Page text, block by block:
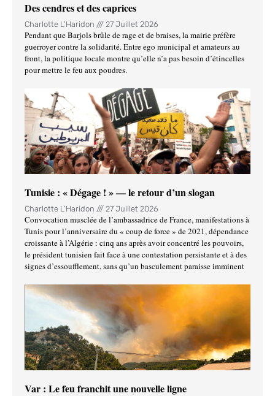
Des cendres et des caprices
Charlotte L'Haridon 27 Juillet 2026
Pendant que Barjols brûle de rage et de braises, la mairie préfère
guerroyer contre la solidarité. Entre ego municipal et amateurs au
front, la politique locale montre qu’elle n’a pas besoin d’étincelles
pour mettre le feu aux poudres.
Tunisie : « Dégage ! » — le retour d’un slogan
Charlotte L'Haridon 27 Juillet 2026
Convocation musclée de l’ambassadrice de France, manifestations à
Tunis pour l’anniversaire du « coup de force » de 2021, dépendance
croissante à l’Algérie : cinq ans après avoir concentré les pouvoirs,
le président tunisien fait face à une contestation persistante et à des
signes d’essoufflement, sans qu’un basculement paraisse imminent
Var : Le feu franchit une nouvelle ligne